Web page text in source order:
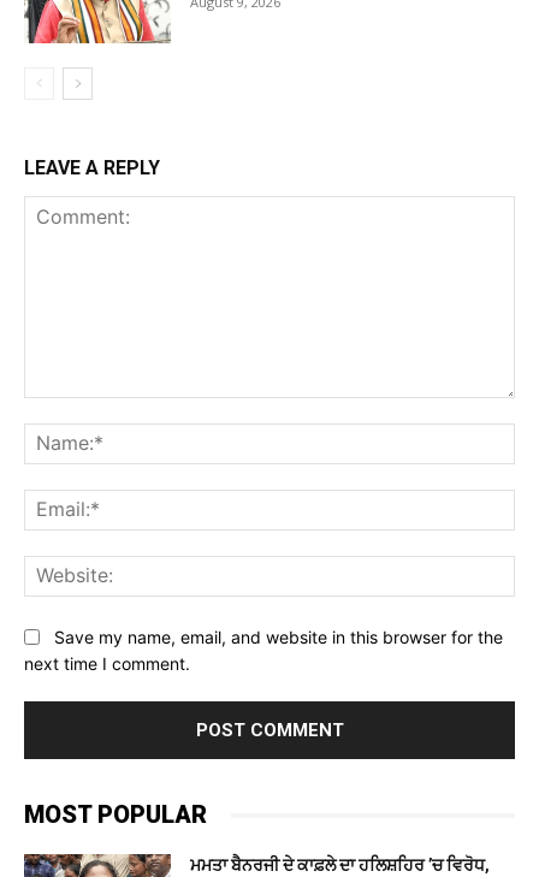
LEAVE A REPLY
Save my name, email, and website in this browser for the
next time I comment.
MOST POPULAR
ਮਮਤਾ ਬੈਨਰਜੀ ਦੇ ਕਾਫ਼ਲੇ ਦਾ ਹਲਿਸ਼ਹਿਰ ’ਚ ਵਿਰੋਧ,